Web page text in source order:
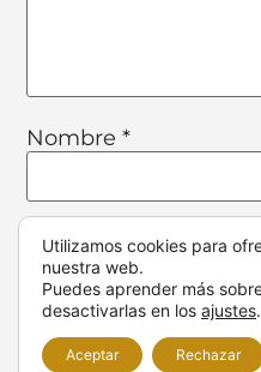
Nombre*
Correo electrónico
Web
Utilizamos cookies para
nuestra web.
Puedes aprender más
desactivarlas en los ajustes.
Aceptar Rechazar